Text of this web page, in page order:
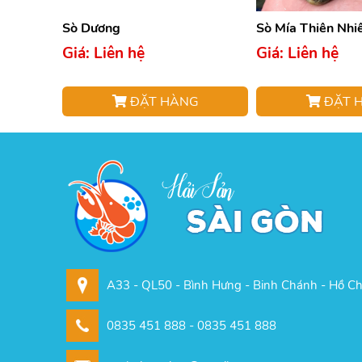
Sò Dương
Giá: Liên hệ
ĐẶT HÀNG
Sò Mía Thiên
Giá: Liên hệ
ĐẶT
A33 - QL50 - Bình Hưng - Binh Chánh - Hồ
0835 451 888 - 0835 451 888